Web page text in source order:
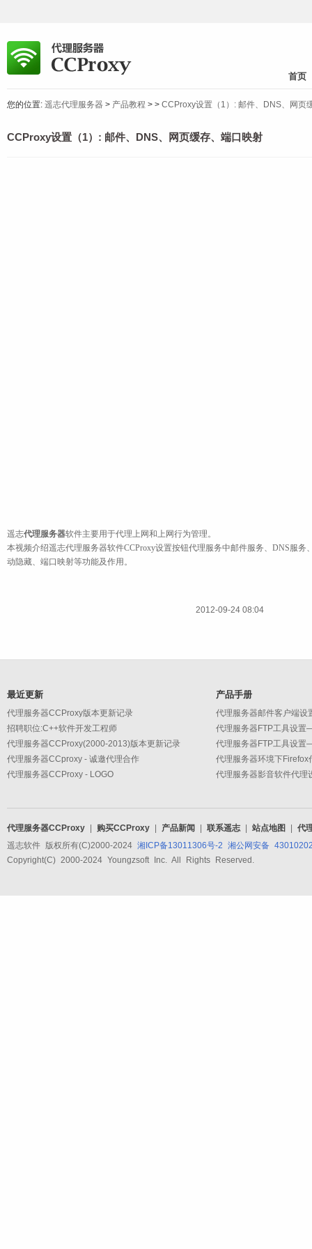
首页
您的位置: 遥志代理服务器 > 产品教程 > > CCProxy设置（1）: 邮件、DNS、网页
CCProxy设置（1）: 邮件、DNS、网页缓存、端口映射
遥志代理服务器软件主要用于代理上网和上网行为管理。
本视频介绍遥志代理服务器软件CCProxy设置按钮代理服务中邮件服务、 DNS服务
动隐藏、端口映射等功能及作用。
2012-09-24 08:04
最近更新
代理服务器CCProxy版本更新记录
招聘职位:C++软件开发工程师
代理服务器CCProxy(2000-2013)版本更新记录
代理服务器CCproxy - 诚邀代理合作
代理服务器CCProxy - LOGO
产品手册
代理服务器环境下Firefox
代理服务器CCProxy 购买CCProxy 产品新闻 联系遥志 站点地图
代
遥志软件 版权所有(C)2000-2024 湘ICP备13011306号-2 湘公网安备
Copyright(C) 2000-2024 Youngzsoft Inc. All Rights Reserved.